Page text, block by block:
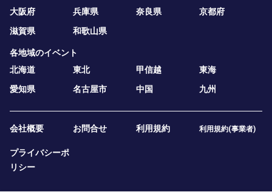
大阪府
兵庫県 奈良県
京都府
滋賀県
和歌山県
各地域のイベント
北海道
東北 甲信越
東海
愛知県
名古屋市 中国 九州
会社概要 お問合せ 利用規約 利用規約(事業者)
プライバシーポ
リシー